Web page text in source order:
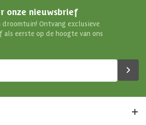
onze nieuwsbrief
droomtuin! Ontvang exclusieve
eerste op de hoogte van ons